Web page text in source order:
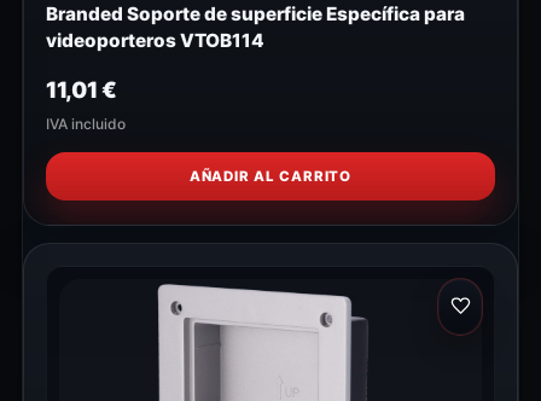
Branded Soporte de superficie Específica para
videoporteros VTOB114
11,01€
IVA incluido
AÑADIR AL CARRITO